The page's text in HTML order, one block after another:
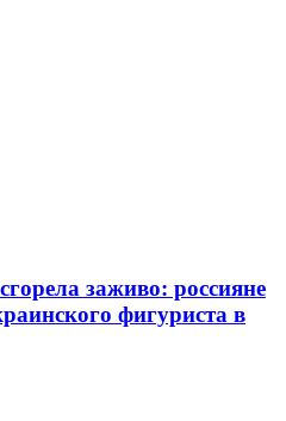
заживо: россияне
фигуриста в